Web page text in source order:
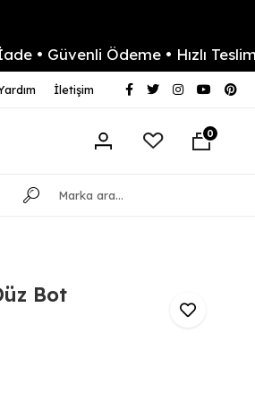
Güvenli Ödeme • Hızlı Teslimat
İletişim
0
Bot